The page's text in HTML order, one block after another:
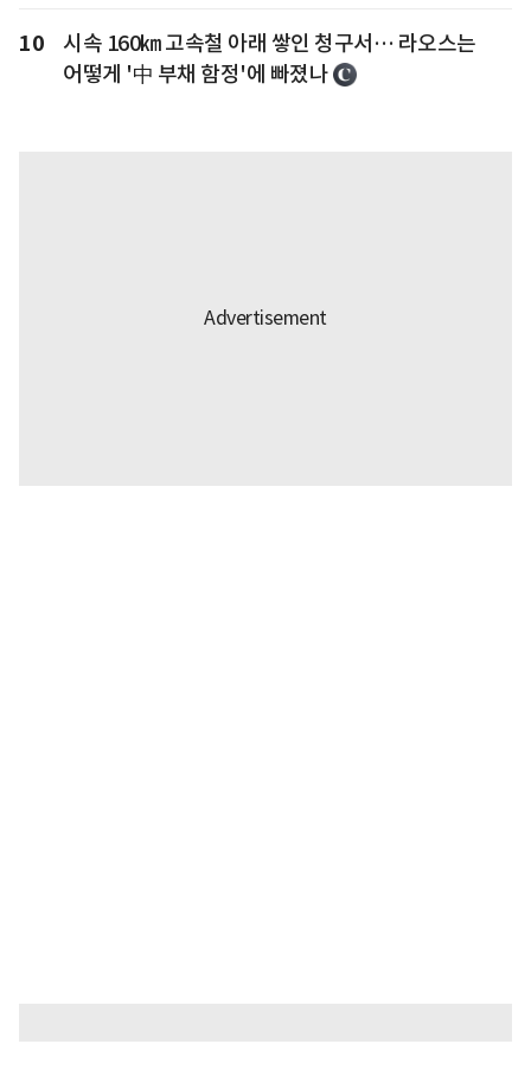
10
시속 160㎞ 고속철 아래 쌓인 청구서… 라오스는
어떻게 '中 부채 함정'에 빠졌나